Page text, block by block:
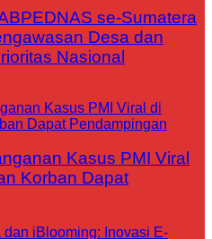
se-Sumatera
Desa dan
Nasional
Kasus PMI Viral
Korban Dapat